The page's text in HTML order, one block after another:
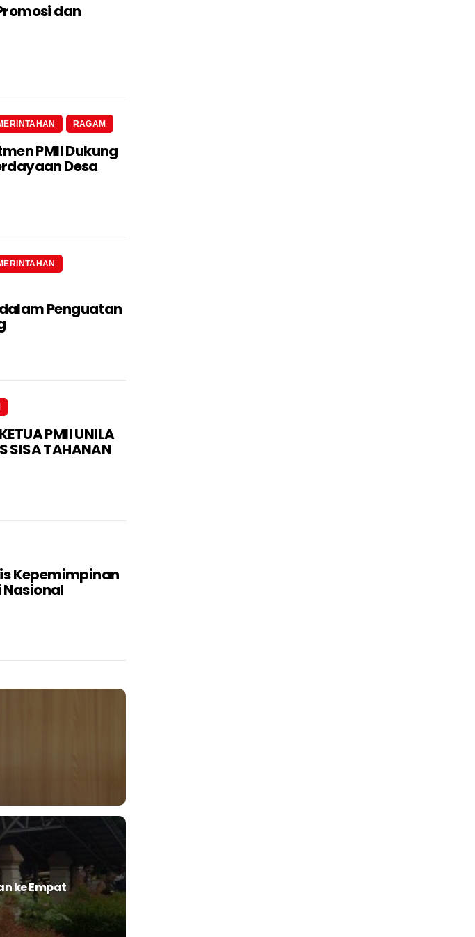
dan
RAGAM
PMII Dukung
Desa
Penguatan
PMII UNILA
SISA TAHANAN
Kepemimpinan
Nasional
ke Empat